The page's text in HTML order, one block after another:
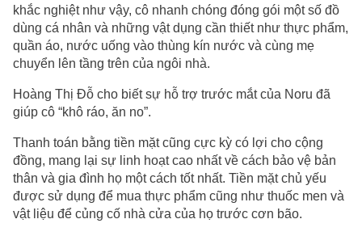
khắc nghiệt như vậy, cô nhanh chóng đóng gói một số đồ
dùng cá nhân và những vật dụng cần thiết như thực phẩm,
quần áo, nước uống vào thùng kín nước và cùng mẹ
chuyển lên tầng trên của ngôi nhà.
Hoàng Thị Đỗ cho biết sự hỗ trợ trước mắt của Noru đã
giúp cô “khô ráo, ăn no”.
Thanh toán bằng tiền mặt cũng cực kỳ có lợi cho cộng
đồng, mang lại sự linh hoạt cao nhất về cách bảo vệ bản
thân và gia đình họ một cách tốt nhất. Tiền mặt chủ yếu
được sử dụng để mua thực phẩm cũng như thuốc men và
vật liệu để củng cố nhà cửa của họ trước cơn bão.